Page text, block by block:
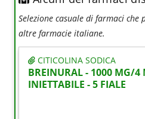
Selezione casuale di farmaci
altre farmacie italiane.
CITICOLINA SODICA
BREINURAL - 1000 MG/4 ML SOLUZIONE
INIETTABILE - 5 FIALE